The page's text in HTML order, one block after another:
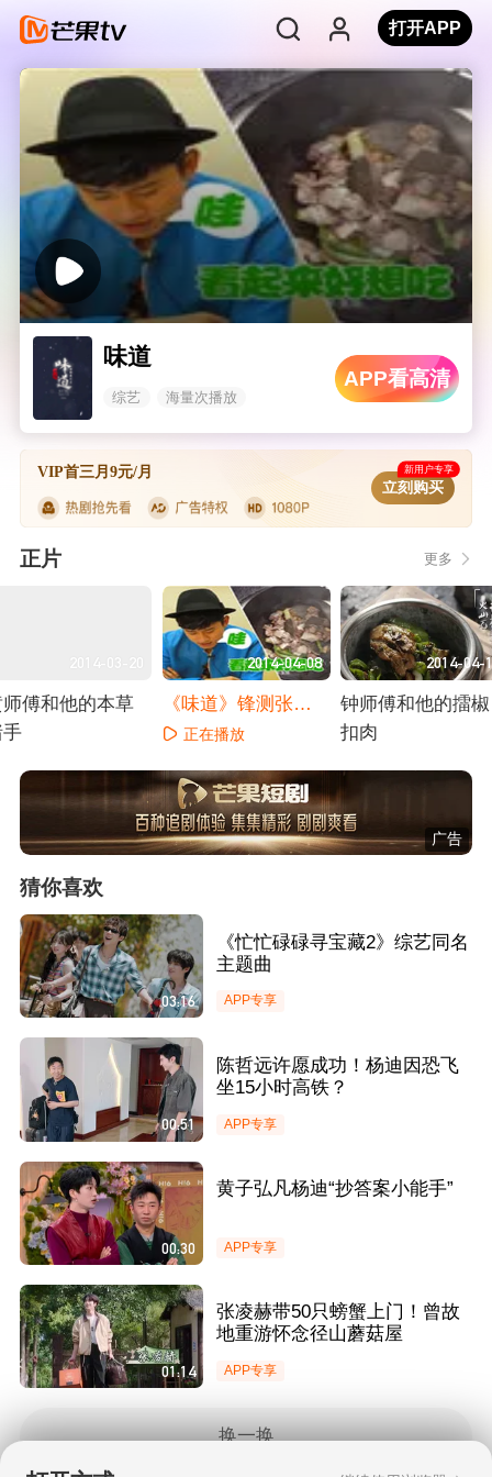
打开APP
味道
综艺 海量次播放
APP看高清
VIP首三月9元/月 新用户专享
立刻购买
正片 更多
2014-03-20
傅和他的本草
2014-04-08
《味道》锋测张杰
韩磊正在播放
2014-04-
钟师傅和他的擂椒
扣肉
广告
猜你喜欢
03:16
《忙忙碌碌寻宝藏2》综艺同名
主题曲
APP专享
00:51
陈哲远许愿成功！杨迪因恐飞
坐15小时高铁？
APP专享
00:30
黄子弘凡杨迪“抄答案小能手”
APP专享
01:14
张凌赫带50只螃蟹上门！曾故
地重游怀念径山蘑菇屋
APP专享
换一换